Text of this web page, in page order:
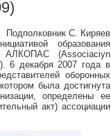
Подполковник С. Киряев
образования
- АЛКОПАС (Associaciyn
6 декабря 2007 года в
оборонных
была достигнута
определены ее
акт) ассоциации